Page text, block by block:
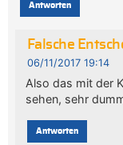
Antworten
Falsche
06/11/2017 19:14
Also das mit der
sehen, sehr
Antworten